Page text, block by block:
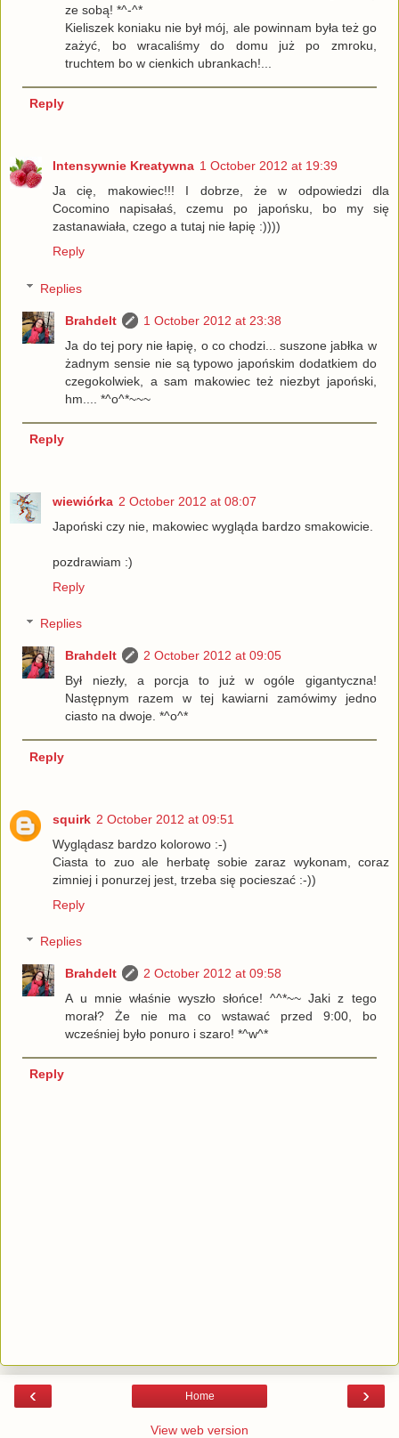
ze sobą! *^-^*
Kieliszek koniaku nie był mój, ale powinnam była też go
zażyć, bo wracaliśmy do domu już po zmroku,
truchtem bo w cienkich ubrankach!...
Reply
Intensywnie Kreatywna 1 October 2012 at 19:39
Ja cię, makowiec!!! I dobrze, że w odpowiedzi dla
Cocomino napisałaś, czemu po japońsku, bo my się
zastanawiała, czego a tutaj nie łapię :))))
Reply
Replies
Brahdelt
1 October 2012 at 23:38
Ja do tej pory nie łapię, o co chodzi... suszone jabłka w
żadnym sensie nie są typowo japońskim dodatkiem do
czegokolwiek, a sam makowiec też niezbyt japoński,
hm.... *^o^*~~~
Reply
wiewiórka 2 October 2012 at 08:07
Japoński czy nie, makowiec wygląda bardzo smakowicie.
pozdrawiam :)
Reply
Replies
Brahdelt
2 October 2012 at 09:05
Był niezły, a porcja to już w ogóle gigantyczna!
Następnym razem w tej kawiarni zamówimy jedno
ciasto na dwoje. *^o^*
Reply
squirk 2 October 2012 at 09:51
Wyglądasz bardzo kolorowo :-)
Ciasta to zuo ale herbatę sobie zaraz wykonam, coraz
zimniej i ponurzej jest, trzeba się pocieszać :-))
Reply
Replies
Brahdelt
2 October 2012 at 09:58
A u mnie właśnie wyszło słońce! ^^*~~ Jaki z tego
morał? Że nie ma co wstawać przed 9:00, bo
wcześniej było ponuro i szaro! *^w^*
Reply
‹ ›
Home
View web version